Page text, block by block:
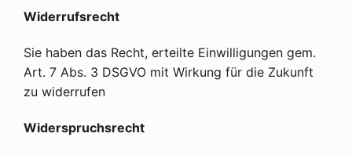
Widerrufsrecht
Sie haben das Recht, erteilte Einwilligungen gem.
Art. 7 Abs. 3 DSGVO mit Wirkung für die Zukunft
zu widerrufen
Widerspruchsrecht